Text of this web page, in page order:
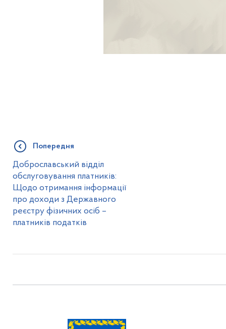
Попередня
Доброславський відділ
обслуговування платників:
Щодо отримання інформації
про доходи з Державного
реєстру фізичних осіб –
платників податків